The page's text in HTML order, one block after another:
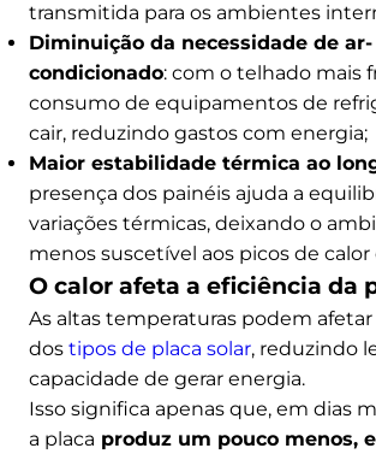
transmitida para os ambientes
Diminuição da necessidade de ar-
condicionado: com o telhado mais
consumo de equipamentos de
cair, reduzindo gastos com energia;
Maior estabilidade térmica ao
presença dos painéis ajuda a
variações térmicas, deixando o
menos suscetível aos picos de
O calor afeta a eficiência da
As altas temperaturas podem afetar
dos tipos de placa solar, reduzindo
capacidade de gerar energia.
Isso significa apenas que, em dias
a placa produz um pouco menos,